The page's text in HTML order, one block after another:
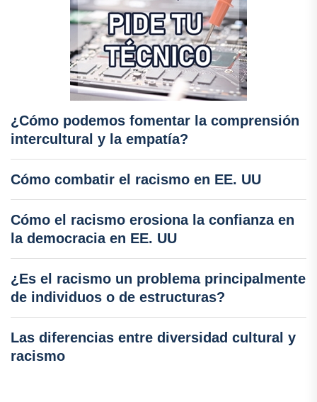
¿Cómo podemos fomentar la comprensión
intercultural y la empatía?
Cómo combatir el racismo en EE. UU
Cómo el racismo erosiona la confianza en
la democracia en EE. UU
¿Es el racismo un problema principalmente
de individuos o de estructuras?
Las diferencias entre diversidad cultural y
racismo